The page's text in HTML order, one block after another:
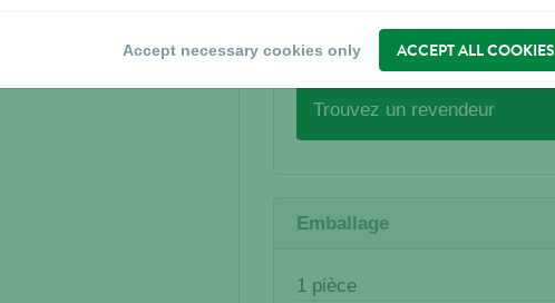
OÙ ACHETER?
Trouvez un revendeur
Emballage
1 pièce
Accept necessary cookies only ACCEPT ALL COOKIES